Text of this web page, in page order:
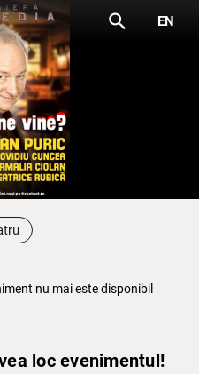
search EN
nu mai este disponibil
loc evenimentul!